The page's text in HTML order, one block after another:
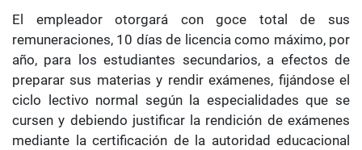
El empleador otorgará con goce total de sus
remuneraciones, 10 días de licencia como máximo, por
año, para los estudiantes secundarios, a efectos de
preparar sus materias y rendir exámenes, fijándose el
ciclo lectivo normal según la especialidades que se
cursen y debiendo justificar la rendición de exámenes
mediante la certificación de la autoridad educacional